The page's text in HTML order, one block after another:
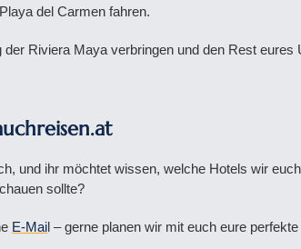
del Carmen fahren.
Riviera Maya verbringen und den Rest
und ihr möchtet wissen, welche Hotels wir
sollte?
E-Mail – gerne planen wir mit euch eure